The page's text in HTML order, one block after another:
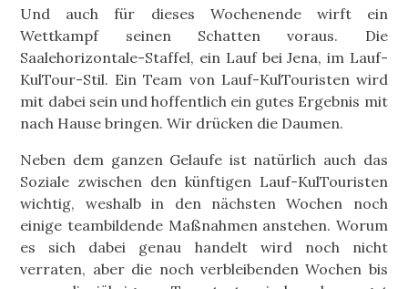
Und auch für dieses Wochenende wirft ein
Wettkampf seinen Schatten voraus. Die
Saalehorizontale-Staffel, ein Lauf bei Jena, im Lauf-
KulTour-Stil. Ein Team von Lauf-KulTouristen wird
mit dabei sein und hoffentlich ein gutes Ergebnis mit
nach Hause bringen. Wir drücken die Daumen.
Neben dem ganzen Gelaufe ist natürlich auch das
Soziale zwischen den künftigen Lauf-KulTouristen
wichtig, weshalb in den nächsten Wochen noch
einige teambildende Maßnahmen anstehen. Worum
es sich dabei genau handelt wird noch nicht
verraten, aber die noch verbleibenden Wochen bis